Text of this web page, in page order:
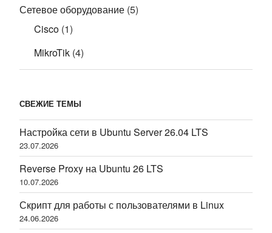
Сетевое оборудование (5)
Cisco (1)
MikroTik (4)
СВЕЖИЕ ТЕМЫ
Настройка сети в Ubuntu Server 26.04 LTS
23.07.2026
Reverse Proxy на Ubuntu 26 LTS
10.07.2026
Скрипт для работы с пользователями в Linux
24.06.2026